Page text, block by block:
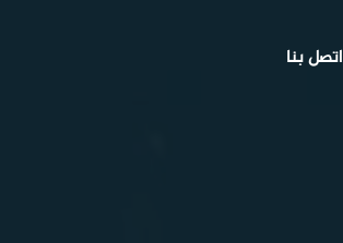
اتصل بنا